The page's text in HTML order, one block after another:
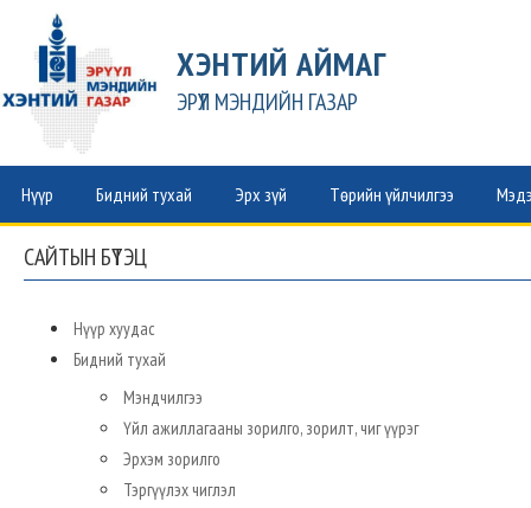
ХЭНТИЙ АЙМАГ
ЭРҮҮЛ МЭНДИЙН ГАЗАР
Нүүр Бидний тухай Эрх зүй Төрийн үйлчилгээ
САЙТЫН БҮТЭЦ
Нүүр хуудас
Бидний тухай
Мэндчилгээ
Үйл ажиллагааны зорилго, зорилт, чиг үүрэг
Эрхэм зорилго
Тэргүүлэх чиглэл